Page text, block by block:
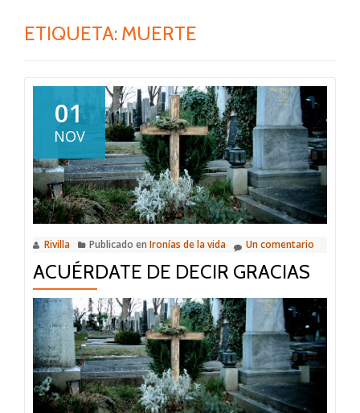
ETIQUETA: MUERTE
01
NOV
Rivilla Publicado en Ironías de la vida Un comentario
ACUÉRDATE DE DECIR GRACIAS